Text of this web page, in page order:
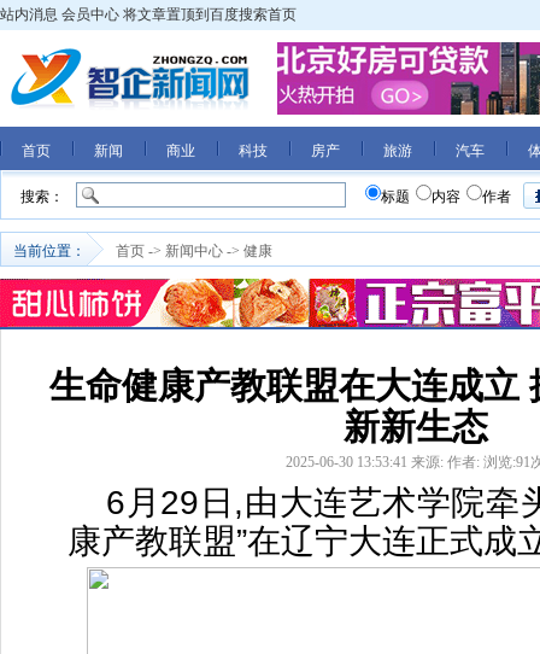
站内消息 会员中心 将文章置顶到百度搜索首页
首页 新闻 商业 科技 房产 旅游 汽车
搜索： 标题 内容 作者
当前位置： 首页 -> 新闻中心 -> 健康
生命健康产教联盟在大连成立
新新生态
2025-06-30 13:53:41 来源: 作者: 浏览:91
6月29日,由大连艺术学院牵
康产教联盟”在辽宁大连正式成